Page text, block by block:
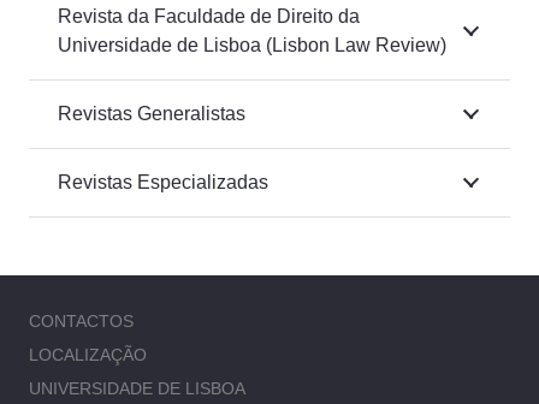
Revista da Faculdade de Direito da
Universidade de Lisboa (Lisbon Law Review)
Revistas Generalistas
Revistas Especializadas
CONTACTOS
LOCALIZAÇÃO
UNIVERSIDADE DE LISBOA